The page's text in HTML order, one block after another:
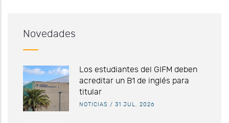
Novedades
Los estudiantes del GIFM deben
acreditar un B1 de inglés para
titular
NOTICIAS / 31 JUL, 2026